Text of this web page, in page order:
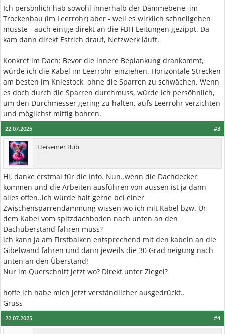
Ich persönlich hab sowohl innerhalb der Dämmebene, im
Trockenbau (im Leerrohr) aber - weil es wirklich schnellgehen
musste - auch einige direkt an die FBH-Leitungen gezippt. Da
kam dann direkt Estrich drauf, Netzwerk läuft.
Konkret im Dach: Bevor die innere Beplankung drankommt,
würde ich die Kabel im Leerrohr einziehen. Horizontale Strecken
am besten im Kniestock, ohne die Sparren zu schwächen. Wenn
es doch durch die Sparren durchmuss, würde ich persöhnlich,
um den Durchmesser gering zu halten, aufs Leerrohr verzichten
und möglichst mittig bohren.
#3
22.07.2025
Heisemer Bub
Hi, danke erstmal für die Info. Nun..wenn die Dachdecker
kommen und die Arbeiten ausführen von aussen ist ja dann
alles offen..ich würde halt gerne bei einer
Zwischensparrendämmung wissen wo ich mit Kabel bzw. Ur
dem Kabel vom spitzdachboden nach unten an den
Dachüberstand fahren muss?
ich kann ja am Firstbalken entsprechend mit den kabeln an die
Gibelwand fahren und dann jeweils die 30 Grad neigung nach
unten an den Überstand!
Nur im Querschnitt jetzt wo? Direkt unter Ziegel?
hoffe ich habe mich jetzt verständlicher ausgedrückt..
Gruss
#4
22.07.2025